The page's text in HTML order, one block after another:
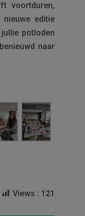
voortduren,
editie
potloden
naar
Views : 121